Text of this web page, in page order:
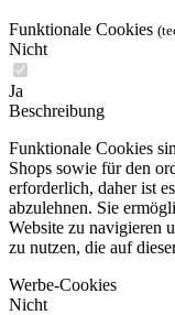
Funktionale Cookies
Nicht
Ja
Beschreibung
Funktionale Cookies
Shops sowie für den
erforderlich, daher ist
abzulehnen. Sie
Website zu navigieren
zu nutzen, die auf
Werbe-Cookies
Nicht